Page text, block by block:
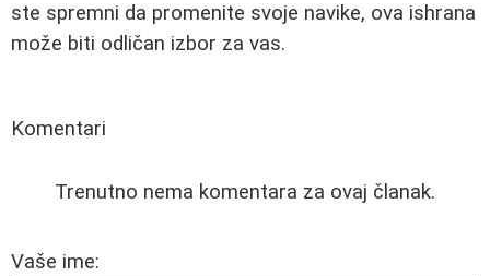
ste spremni da promenite svoje navike, ova ishrana
može biti odličan izbor za vas.
Komentari
Trenutno nema komentara za ovaj članak.
Vaše ime: